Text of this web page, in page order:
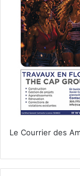
Le Courrier des